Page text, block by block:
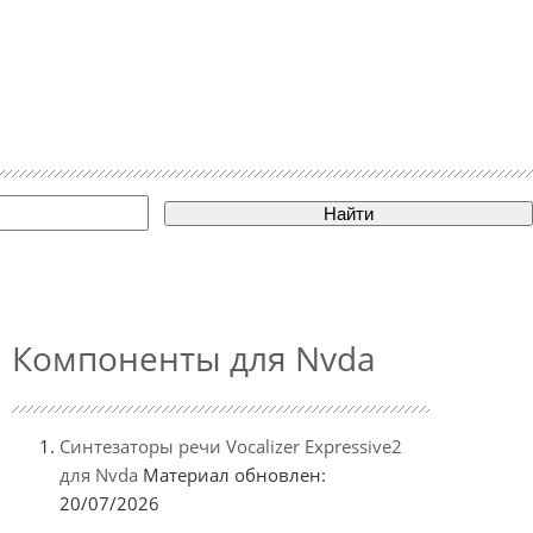
Найти
Компоненты для Nvda
Синтезаторы речи Vocalizer Expressive2
для Nvda Материал обновлен:
20/07/2026